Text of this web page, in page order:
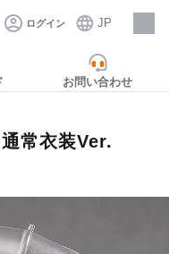
ログイン JP
採用情報
お問い合わせ
常衣装Ver.